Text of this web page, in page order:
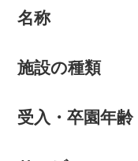
名称
施設の種類
受入・卒園年齢